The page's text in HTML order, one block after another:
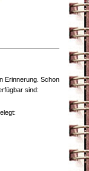
Erinnerung. Schon
sind: